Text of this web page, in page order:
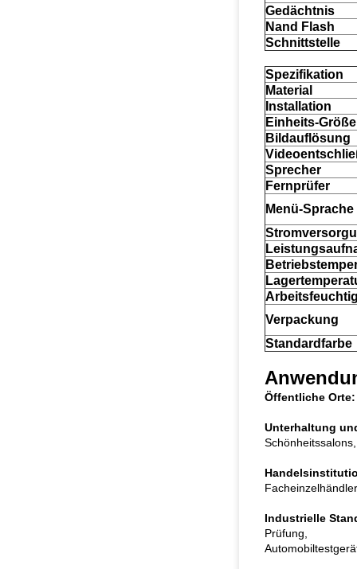
Gedächtnis
Nand Flash
Schnittstelle
Spezifikation
Material
Installation
Einheits-Größe
Bildauflösung
Sprecher
Fernprüfer
Menü-Sprache
Verpackung
Standardfarbe
Öffentliche Orte:
Unterhaltung
Industrielle
Prüfung,